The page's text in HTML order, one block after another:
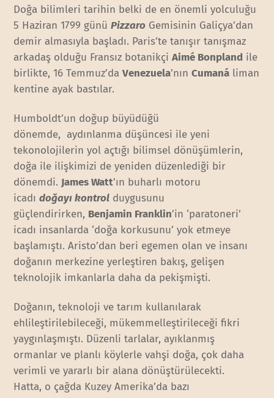
Doğa bilimleri tarihin belki de en önemli yolculuğu
5 Haziran 1799 günüPizzaro Gemisinin Galiçya’dan
demir almasıyla başladı. Paris’te tanışır tanışmaz
arkadaş olduğu Fransız botanikçiAimé Bonpland ile
birlikte, 16 Temmuz’daVenezuela’nınCumaná liman
kentine ayak bastılar.
Humboldt’un doğup büyüdüğü
dönemde, aydınlanma düşüncesi ile yeni
tekonolojilerin yol açtığı bilimsel dönüşümlerin,
doğa ile ilişkimizi de yeniden düzenlediği bir
dönemdi. James Watt’ın buharlı motoru
icadıdoğayı kontrol duygusunu
güçlendirirken, Benjamin Franklin’in ‘paratoneri’
icadı insanlarda ‘doğa korkusunu’ yok etmeye
başlamıştı. Aristo’dan beri egemen olan ve insanı
doğanın merkezine yerleştiren bakış, gelişen
teknolojik imkanlarla daha da pekişmişti.
Doğanın, teknoloji ve tarım kullanılarak
ehlileştirilebileceği, mükemmelleştirileceği fikri
yaygınlaşmıştı. Düzenli tarlalar, ayıklanmış
ormanlar ve planlı köylerle vahşi doğa, çok daha
verimli ve yararlı bir alana dönüştürülecekti.
Hatta, o çağda Kuzey Amerika’da bazı